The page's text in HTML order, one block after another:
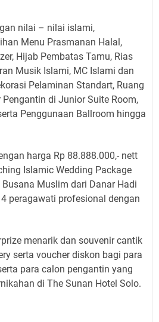
nilai – nilai islami,
Menu Prasmanan Halal,
Hijab Pembatas Tamu, Rias
Musik Islami, MC Islami dan
Pelaminan Standart, Ruang
di Junior Suite Room,
Penggunaan Ballroom hingga
harga Rp 88.888.000,- nett
Islamic Wedding Package
Muslim dari Danar Hadi
peragawati profesional dengan
menarik dan souvenir cantik
serta voucher diskon bagi para
para calon pengantin yang
di The Sunan Hotel Solo.